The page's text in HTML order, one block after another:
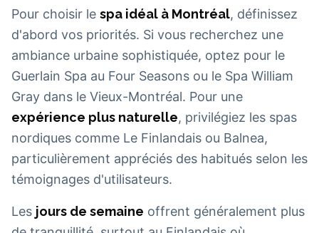
Pour choisir le spa idéal à Montréal, définissez
d'abord vos priorités. Si vous recherchez une
ambiance urbaine sophistiquée, optez pour le
Guerlain Spa au Four Seasons ou le Spa William
Gray dans le Vieux-Montréal. Pour une
expérience plus naturelle, privilégiez les spas
nordiques comme Le Finlandais ou Balnea,
particulièrement appréciés des habitués selon les
témoignages d'utilisateurs.
Les jours de semaine offrent généralement plus